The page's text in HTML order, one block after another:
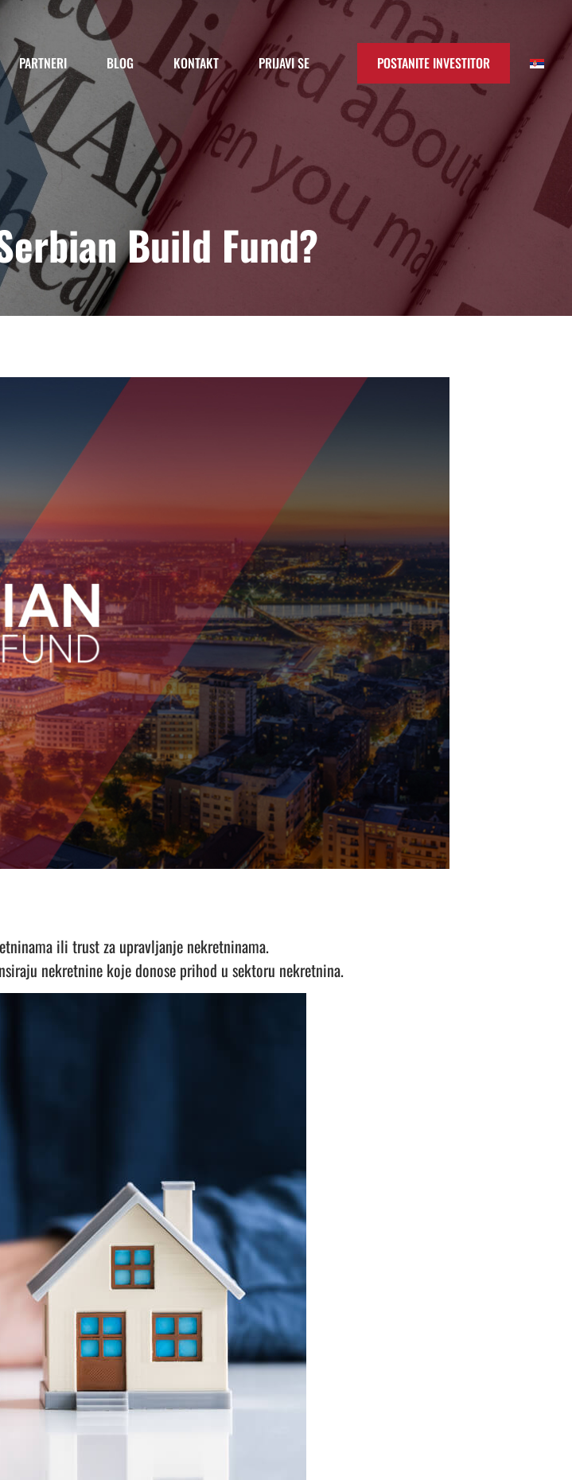
PARTNERI BLOG KONTAKT PRIJAVI SE POSTANITE INVESTITOR
Build Fund?
ili trust za upravljanje nekretninama.
nekretnine koje donose prihod u sektoru nekretnina.